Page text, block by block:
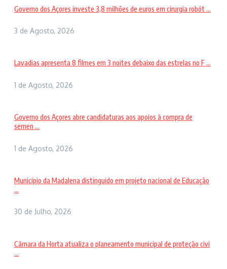
Governo dos Açores investe 3,8 milhões de euros em cirurgia robót ...
3 de Agosto, 2026
Lavadias apresenta 8 filmes em 3 noites debaixo das estrelas no F ...
1 de Agosto, 2026
Governo dos Açores abre candidaturas aos apoios à compra de
semen ...
1 de Agosto, 2026
Município da Madalena distinguido em projeto nacional de Educação
...
30 de Julho, 2026
Câmara da Horta atualiza o planeamento municipal de proteção civi
...